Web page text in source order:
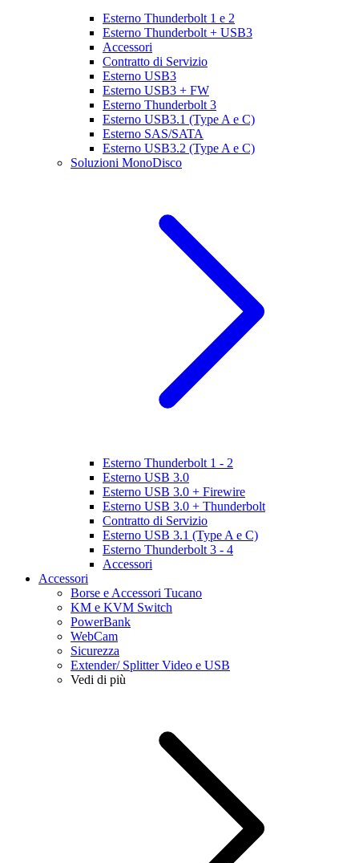
Esterno Thunderbolt 1 e 2
Esterno Thunderbolt + USB3
Accessori
Contratto di Servizio
Esterno USB3
Esterno USB3 + FW
Esterno Thunderbolt 3
Esterno USB3.1 (Type A e C)
Esterno SAS/SATA
Esterno USB3.2 (Type A e C)
Soluzioni MonoDisco
Esterno Thunderbolt 1 - 2
Esterno USB 3.0
Esterno USB 3.0 + Firewire
Esterno USB 3.0 + Thunderbolt
Contratto di Servizio
Esterno USB 3.1 (Type A e C)
Esterno Thunderbolt 3 - 4
Accessori
Accessori
Borse e Accessori Tucano
KM e KVM Switch
PowerBank
WebCam
Sicurezza
Extender/ Splitter Video e USB
Vedi di più